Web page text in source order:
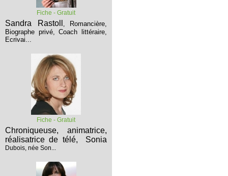
Fiche - Gratuit
Sandra Rastoll ,
Romancière,
Biographe privé, Coach littéraire,
Ecrivai...
Fiche - Gratuit
Chroniqueuse, animatrice,
réalisatrice de télé,
Sonia
Dubois, née Son...